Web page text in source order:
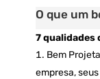
O que um
7 qualidades
Bem
empresa,